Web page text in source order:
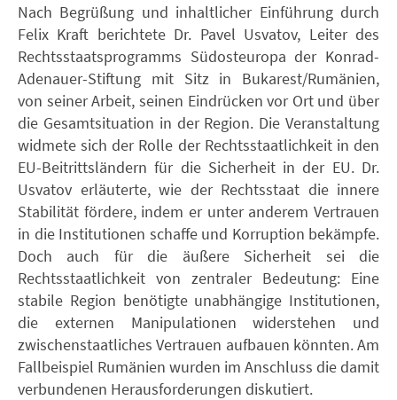
Nach Begrüßung und inhaltlicher Einführung durch
Felix Kraft berichtete Dr. Pavel Usvatov, Leiter des
Rechtsstaatsprogramms Südosteuropa der Konrad-
Adenauer-Stiftung mit Sitz in Bukarest/Rumänien,
von seiner Arbeit, seinen Eindrücken vor Ort und über
die Gesamtsituation in der Region. Die Veranstaltung
widmete sich der Rolle der Rechtsstaatlichkeit in den
EU-Beitrittsländern für die Sicherheit in der EU. Dr.
Usvatov erläuterte, wie der Rechtsstaat die innere
Stabilität fördere, indem er unter anderem Vertrauen
in die Institutionen schaffe und Korruption bekämpfe.
Doch auch für die äußere Sicherheit sei die
Rechtsstaatlichkeit von zentraler Bedeutung: Eine
stabile Region benötigte unabhängige Institutionen,
die externen Manipulationen widerstehen und
zwischenstaatliches Vertrauen aufbauen könnten. Am
Fallbeispiel Rumänien wurden im Anschluss die damit
verbundenen Herausforderungen diskutiert.